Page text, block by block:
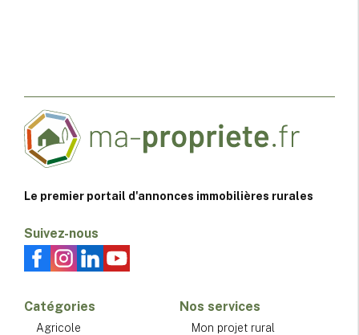
Le premier portail d'annonces immobilières rurales
Suivez-nous
Catégories
Agricole
Nos services
Mon projet rural